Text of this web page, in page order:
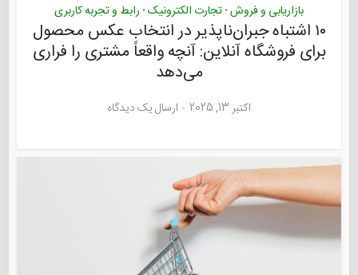
بازاریابی و فروش • تجارت الکترونیک • رابط و تجربه کاربری
۱۰ اشتباه جبران‌ناپذیر در انتخاب عکس محصول
برای فروشگاه آنلاین: آنچه واقعاً مشتری را فراری
می‌دهد
اکتبر 13, 2025 ارسال یک دیدگاه